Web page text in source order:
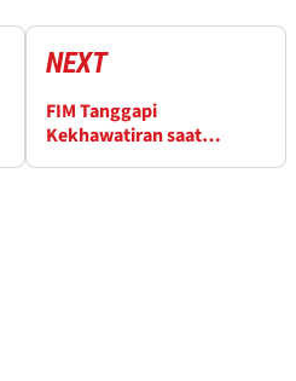
NEXT
FIM Tanggapi
Kekhawatiran saat